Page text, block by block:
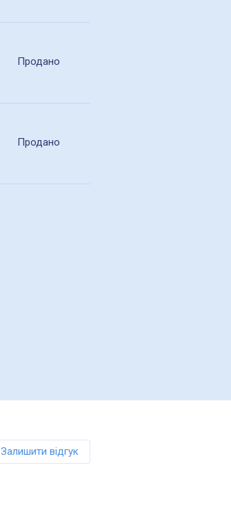
Продано
Продано
Залишити відгук